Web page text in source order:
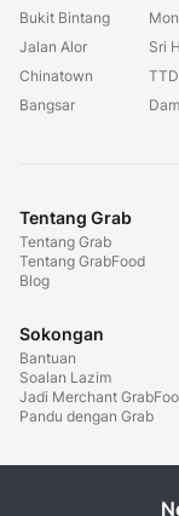
Bukit Bintang
Jalan Alor
Chinatown
Bangsar
Sri
Tentang Grab
Tentang Grab
Tentang GrabFood
Blog
Sokongan
Bantuan
Soalan Lazim
Jadi Merchant
Pandu dengan Grab